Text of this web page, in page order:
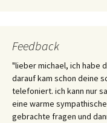
Feedback
"lieber michael, ich habe
darauf kam schon deine
telefoniert. ich kann nur
eine warme
gebrachte fragen und